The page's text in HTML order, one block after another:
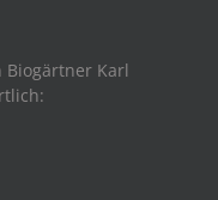
Biogärtner Karl